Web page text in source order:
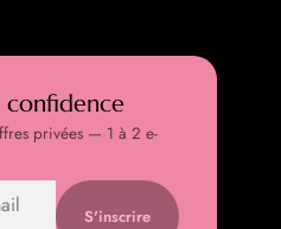
confidence
privées — 1 à 2 e-
S'inscrire